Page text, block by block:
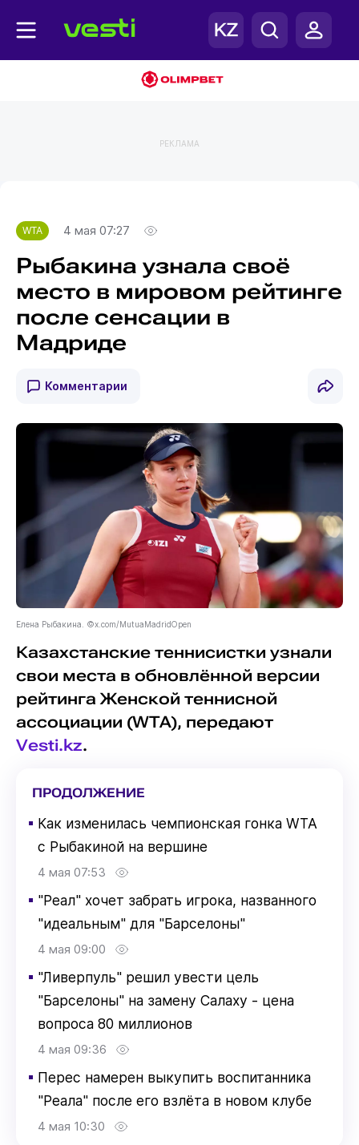
РЕКЛАМА
WTA 4 мая 07:27
Рыбакина узнала своё
место в мировом рейтинге
после сенсации в
Мадриде
Комментарии
Елена Рыбакина. ©x.com/MutuaMadridOpen
Казахстанские теннисистки узнали
свои места в обновлённой версии
рейтинга Женской теннисной
ассоциации (WTA), передают
Vesti.kz.
ПРОДОЛЖЕНИЕ
▪ Как изменилась чемпионская гонка WTA
с Рыбакиной на вершине
4 мая 07:53
▪ "Реал" хочет забрать игрока, названного
"идеальным" для "Барселоны"
4 мая 09:00
▪ "Ливерпуль" решил увести цель
"Барселоны" на замену Салаху - цена
вопроса 80 миллионов
4 мая 09:36
▪ Перес намерен выкупить воспитанника
"Реала" после его взлёта в новом клубе
4 мая 10:30